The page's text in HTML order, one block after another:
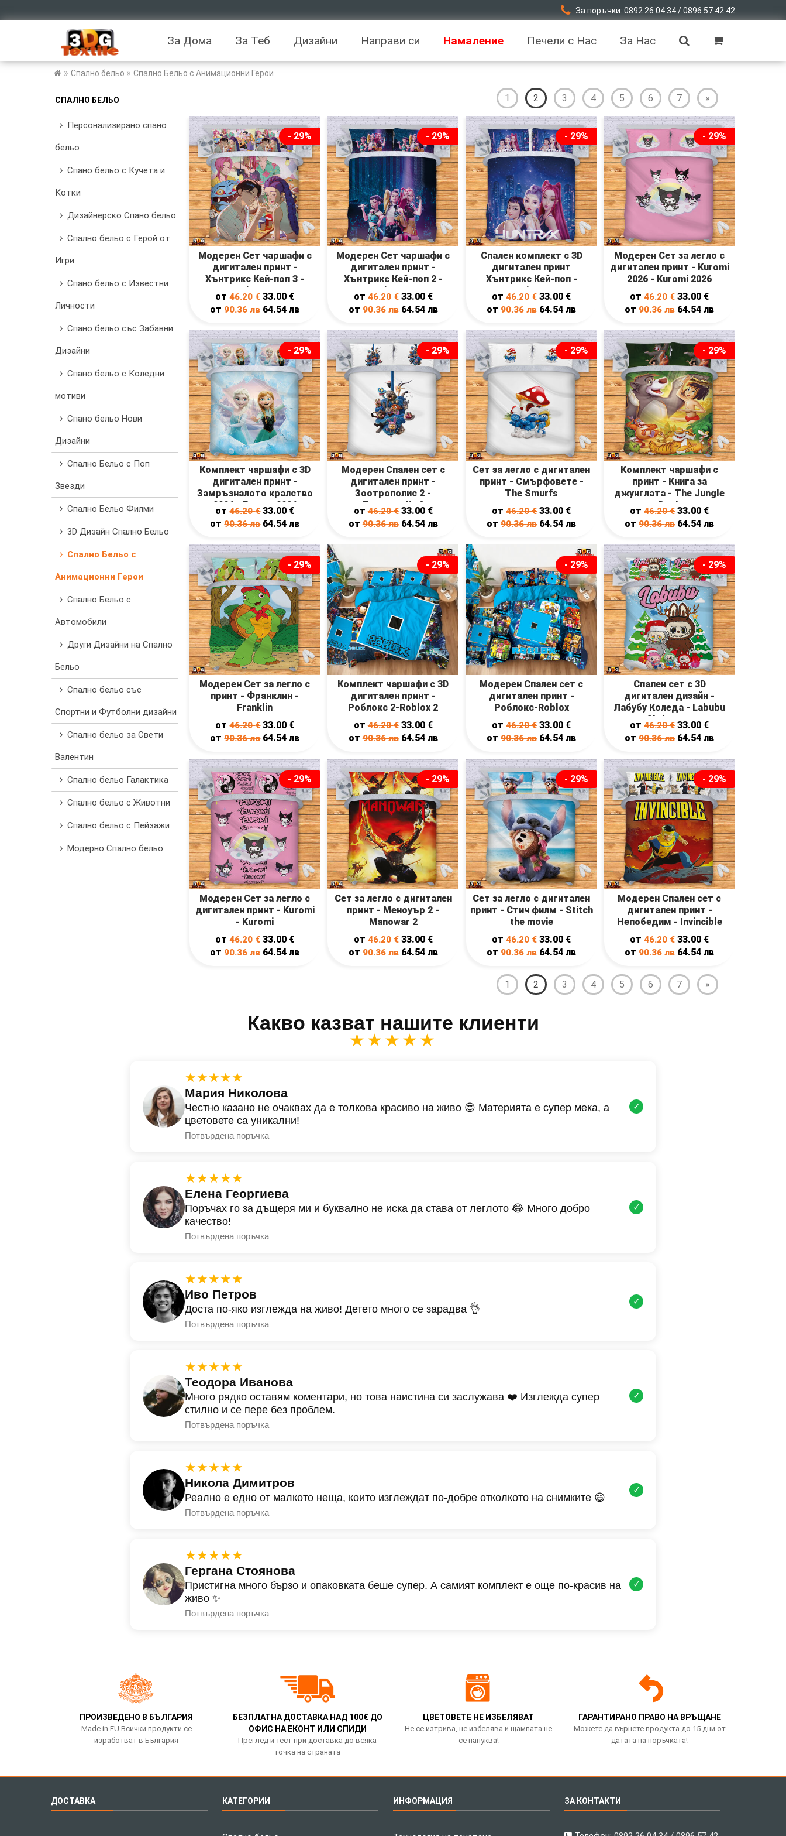
За поръчки: 0892 26 04 34 / 0896 57 42 42
За Дома За Теб Дизайни Направи си Намаление Печели с Нас За Нас
» Спално бельо » Спално Бельо с Анимационни Герои
СПАЛНО БЕЛЬО
Персонализирано спано
бельо
Спано бельо с Кучета и
Котки
Дизайнерско Спано бельо
Спално бельо с Герой от
Игри
Спано бельо с Известни
Личности
Спано бельо със Забавни
Дизайни
Спано бельо с Коледни
мотиви
Спано бельо Нови
Дизайни
Спално Бельо с Поп
Звезди
Спално Бельо Филми
3D Дизайн Спално Бельо
Спално Бельо с
Анимационни Герои
Спално Бельо с
Автомобили
Други Дизайни на Спално
Бельо
Спално бельо със
Спортни и Футболни дизайни
Спално бельо за Свети
Валентин
Спално бельо Галактика
Спално бельо с Животни
Спално бельо с Пейзажи
Модерно Спално бельо
1 2 3 4 5 6 7 »
- 29%
Модерен Сет чаршафи с
дигитален принт -
Хънтрикс Кей-поп 3 -
Huntrix K Pop 3
от46.20€ 33.00 €
от90.36лв 64.54лв
- 29%
Модерен Сет чаршафи с
дигитален принт -
Хънтрикс Кей-поп 2 -
Huntrix K Pop 2
от46.20€ 33.00 €
от90.36лв 64.54 лв
- 29%
Спален комплект с 3D
дигитален принт
Хънтрикс Кей-поп -
Huntrix K Pop
от46.20€ 33.00 €
от90.36лв 64.54лв
- 29%
Модерен Сет за легло с
дигитален принт - Kuromi
2026 - Kuromi 2026
от46.20€ 33.00 €
от90.36лв 64.54лв
- 29%
Комплект чаршафи с 3D
дигитален принт -
Замръзналото кралство
2026 - Frozen 2026
от46.20€ 33.00 €
от90.36лв 64.54лв
- 29%
Модерен Спален сет с
дигитален принт -
Зоотрополис 2 -
Zootropolis 2
от46.20€ 33.00 €
от90.36лв 64.54 лв
- 29%
Сет за легло с дигитален
принт - Смърфовете -
The Smurfs
от46.20€ 33.00 €
от90.36лв 64.54лв
- 29%
Комплект чаршафи с
принт - Книга за
джунглата - The Jungle
Book
от46.20€ 33.00 €
от90.36лв 64.54лв
- 29%
Модерен Сет за легло с
принт - Франклин -
Franklin
от46.20€ 33.00 €
от90.36лв 64.54лв
- 29%
Комплект чаршафи с 3D
дигитален принт -
Роблокс 2-Roblox 2
от46.20€ 33.00 €
от90.36лв 64.54 лв
- 29%
Модерен Спален сет с
дигитален принт -
Роблокс-Roblox
от46.20€ 33.00 €
от90.36лв 64.54лв
- 29%
Спален сет с 3D
дигитален дизайн -
Лабубу Коледа - Labubu
Christmas
от46.20€ 33.00 €
от90.36лв 64.54лв
- 29%
Модерен Сет за легло с
дигитален принт - Kuromi
- Kuromi
от46.20€ 33.00 €
от90.36лв 64.54лв
- 29%
Сет за легло с дигитален
принт - Меноуър 2 -
Manowar 2
от46.20€ 33.00 €
от90.36лв 64.54 лв
- 29%
Сет за легло с дигитален
принт - Стич филм - Stitch
the movie
от46.20€ 33.00 €
от90.36лв 64.54лв
- 29%
Модерен Спален сет с
дигитален принт -
Непобедим - Invincible
от46.20€ 33.00 €
от90.36лв 64.54лв
1 2 3 4 5 6 7 »
Какво казват нашите клиенти
★★★★★
★★★★★
Мария Николова
Честно казано не очаквах да е толкова красиво на живо 😍 Материята е супер мека, а
цветовете са уникални!
Потвърдена поръчка
✓
★★★★★
Елена Георгиева
Поръчах го за дъщеря ми и буквално не иска да става от леглото 😂 Много добро
качество!
Потвърдена поръчка
✓
★★★★★
Иво Петров
Доста по-яко изглежда на живо! Детето много се зарадва 👌
Потвърдена поръчка
✓
★★★★★
Теодора Иванова
Много рядко оставям коментари, но това наистина си заслужава ❤️ Изглежда супер
стилно и се пере без проблем.
Потвърдена поръчка
✓
★★★★★
Никола Димитров
Реално е едно от малкото неща, които изглеждат по-добре отколкото на снимките 😄
Потвърдена поръчка
✓
★★★★★
Гергана Стоянова
Пристигна много бързо и опаковката беше супер. А самият комплект е още по-красив на
живо ✨
Потвърдена поръчка
✓
ПРОИЗВЕДЕНО В БЪЛГАРИЯ
Made in EU Всички продукти се
изработват в България
БЕЗПЛАТНА ДОСТАВКА НАД 100€ ДО
ОФИС НА ЕКОНТ ИЛИ СПИДИ
Преглед и тест при доставка до всяка
точка на страната
ЦВЕТОВЕТЕ НЕ ИЗБЕЛЯВАТ
Не се изтрива, не избелява и щампата не
се напуква!
ГАРАНТИРАНО ПРАВО НА ВРЪЩАНЕ
Можете да върнете продукта до 15 дни от
датата на поръчката!
ДОСТАВКА КАТЕГОРИИ ИНФОРМАЦИЯ ЗА КОНТАКТИ